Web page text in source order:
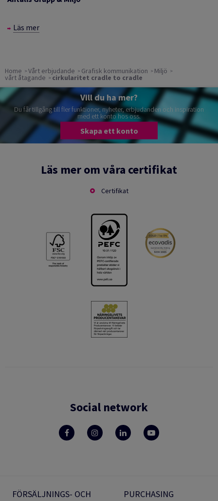
Läs mer
Home Vårt erbjudande Grafisk kommunikation Miljö
vårt åtagande cirkularitet cradle to cradle
Vill du ha mer?
Du får tillgång till fler funktioner, nyheter, erbjudanden och inspiration
med ett konto hos oss.
Skapa ett konto
Läs mer om våra certifikat
Certifikat
Social network
FÖRSÄLJNINGS- OCH
PURCHASING